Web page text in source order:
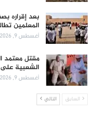
بعد إقراره
المعلمين
أغسطس 9, 2026
مقتل معتمد
الشعبية
أغسطس 9, 2026
السابق التالي